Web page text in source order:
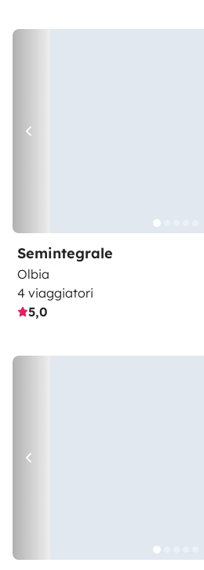
Semintegrale
Olbia
4 viaggiatori
5,0